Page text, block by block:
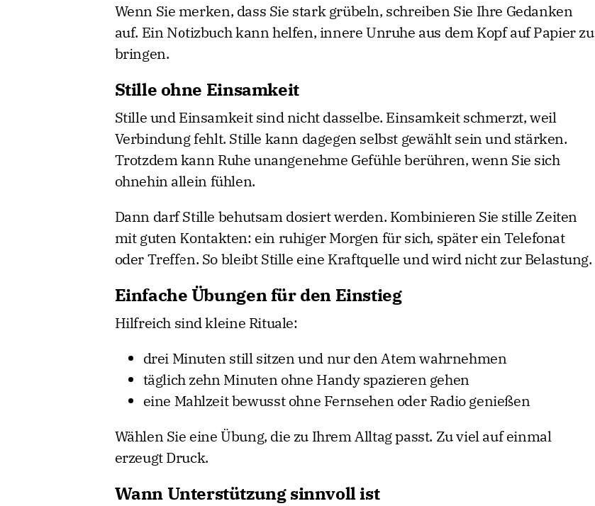
Wenn Sie merken, dass Sie stark grübeln, schreiben Sie Ihre Gedanken
auf. Ein Notizbuch kann helfen, innere Unruhe aus dem Kopf auf Papier zu
bringen.
Stille ohne Einsamkeit
Stille und Einsamkeit sind nicht dasselbe. Einsamkeit schmerzt, weil
Verbindung fehlt. Stille kann dagegen selbst gewählt sein und stärken.
Trotzdem kann Ruhe unangenehme Gefühle berühren, wenn Sie sich
ohnehin allein fühlen.
Dann darf Stille behutsam dosiert werden. Kombinieren Sie stille Zeiten
mit guten Kontakten: ein ruhiger Morgen für sich, später ein Telefonat
oder Treffen. So bleibt Stille eine Kraftquelle und wird nicht zur Belastung.
Einfache Übungen für den Einstieg
Hilfreich sind kleine Rituale:
drei Minuten still sitzen und nur den Atem wahrnehmen
täglich zehn Minuten ohne Handy spazieren gehen
eine Mahlzeit bewusst ohne Fernsehen oder Radio genießen
Wählen Sie eine Übung, die zu Ihrem Alltag passt. Zu viel auf einmal
erzeugt Druck.
Wann Unterstützung sinnvoll ist